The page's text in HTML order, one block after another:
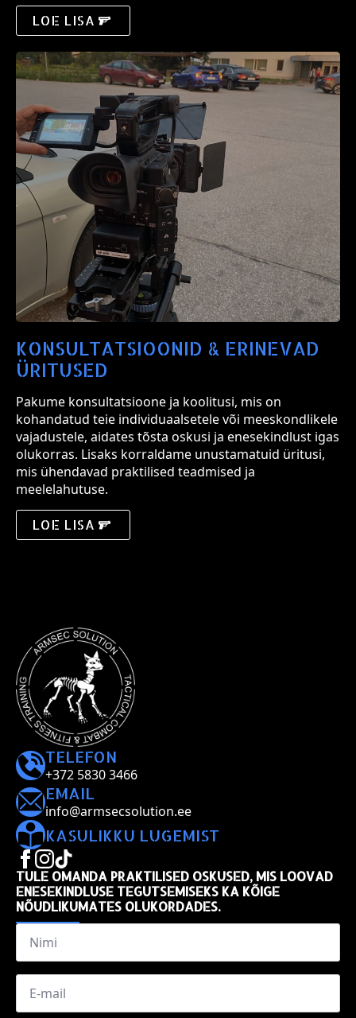
LOE LISA
KONSULTATSIOONID & ERINEVAD
ÜRITUSED
Pakume konsultatsioone ja koolitusi, mis on
kohandatud teie individuaalsetele või meeskondlikele
vajadustele, aidates tõsta oskusi ja enesekindlust igas
olukorras. Lisaks korraldame unustamatuid üritusi,
mis ühendavad praktilised teadmised ja
meelelahutuse.
LOE LISA
TELEFON
+372 5830 3466
EMAIL
info@armsecsolution.ee
KASULIKKU LUGEMIST
TULE OMANDA PRAKTILISED OSKUSED, MIS LOOVAD
ENESEKINDLUSE TEGUTSEMISEKS KA KÕIGE
NÕUDLIKUMATES OLUKORDADES.
Name
Email